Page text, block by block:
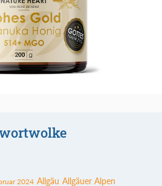
2024 Allgäu Allgäuer Alpen